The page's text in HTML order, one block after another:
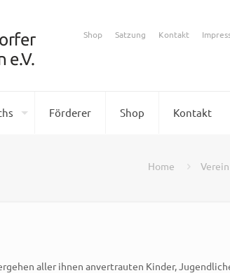
Förderer Shop Kontakt
Shop Satzung Kontakt
Home Verein
aller ihnen anvertrauten Kinder,